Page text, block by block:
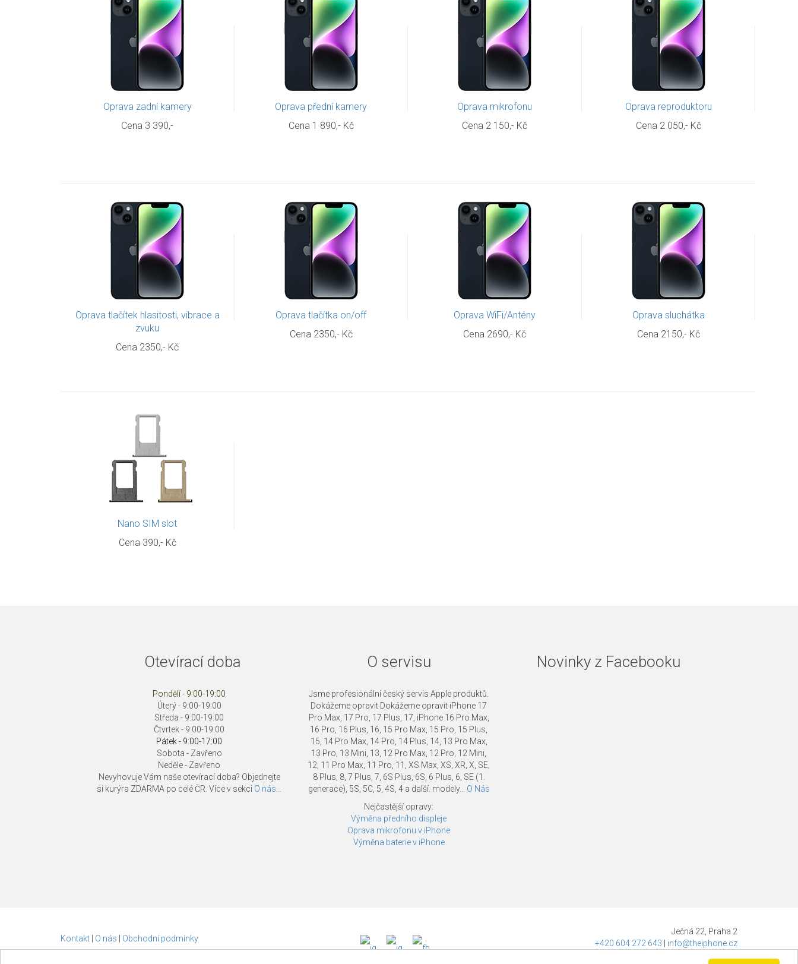
Oprava zadní kamery
Cena 3 390,-
Oprava přední kamery
Cena 1 890,- Kč
Oprava mikrofonu
Cena 2 150,- Kč
Oprava reproduktoru
Cena 2 050,- Kč
Oprava tlačítek hlasitosti, vibrace a
zvuku
Cena 2350,- Kč
Oprava tlačítka on/off
Cena 2350,- Kč
Oprava WiFi/Antény
Cena 2690,- Kč
Oprava sluchátka
Cena 2150,- Kč
Nano SIM slot
Cena 390,- Kč
Otevírací doba
Pondělí - 9:00-19:00
Úterý - 9:00-19:00
Středa - 9:00-19:00
Čtvrtek - 9:00-19:00
Pátek - 9:00-17:00
Sobota - Zavřeno
Neděle - Zavřeno
Nevyhovuje Vám naše otevírací doba? Objednejte
si kurýra ZDARMA po celé ČR. Více v sekci O nás...
O servisu
Jsme profesionální český servis Apple produktů.
Dokážeme opravit Dokážeme opravit iPhone 17
Pro Max, 17 Pro, 17 Plus, 17, iPhone 16 Pro Max,
16 Pro, 16 Plus, 16, 15 Pro Max, 15 Pro, 15 Plus,
15, 14 Pro Max, 14 Pro, 14 Plus, 14, 13 Pro Max,
13 Pro, 13 Mini, 13, 12 Pro Max, 12 Pro, 12 Mini,
12, 11 Pro Max, 11 Pro, 11, XS Max, XS, XR, X, SE,
8 Plus, 8, 7 Plus, 7, 6S Plus, 6S, 6 Plus, 6, SE (1.
generace), 5S, 5C, 5, 4S, 4 a další. modely... O Nás
Nejčastější opravy:
Výměna předního displeje
Oprava mikrofonu v iPhone
Výměna baterie v iPhone
Novinky z Facebooku
Kontakt O nás Obchodní podmínky
Ječná 22, Praha 2
+420 604 272 643
info@theiphone.cz